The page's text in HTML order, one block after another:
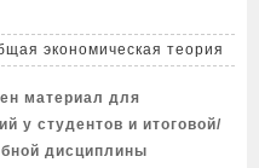
экономическая теория
материал для
у студентов и итоговой/
дисциплины